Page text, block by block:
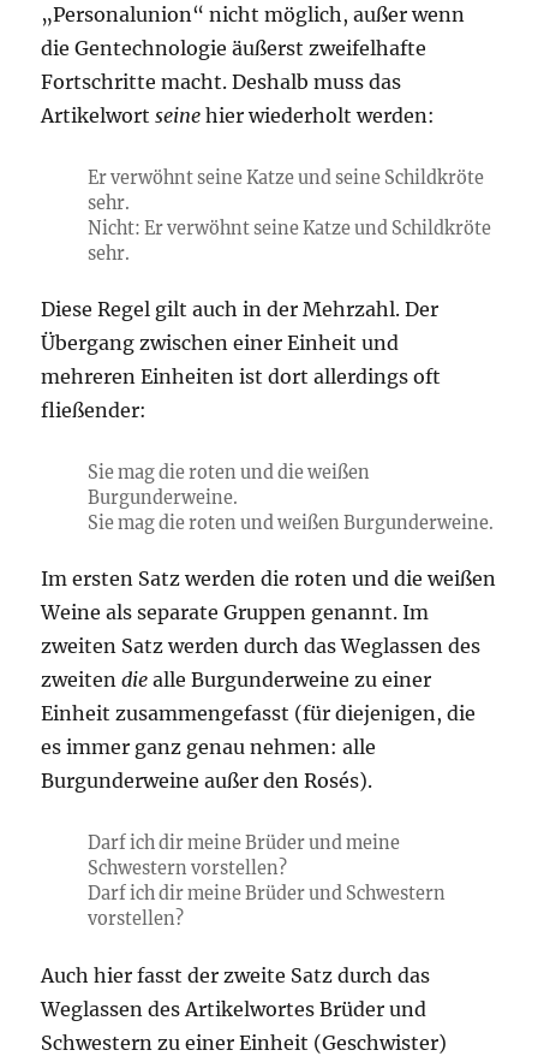
„Personalunion“ nicht möglich, außer wenn
die Gentechnologie äußerst zweifelhafte
Fortschritte macht. Deshalb muss das
Artikelwortseine hier wiederholt werden:
Er verwöhntseineKatze undseineSchildkröte
sehr.
Nicht: Er verwöhntseineKatze und Schildkröte
sehr.
Diese Regel gilt auch in der Mehrzahl. Der
Übergang zwischen einer Einheit und
mehreren Einheiten ist dort allerdings oft
fließender:
Sie magdieroten unddieweißen
Burgunderweine.
Sie magdieroten und weißen Burgunderweine.
Im ersten Satz werden die roten und die weißen
Weine als separate Gruppen genannt. Im
zweiten Satz werden durch das Weglassen des
zweitendie alle Burgunderweine zu einer
Einheit zusammengefasst (für diejenigen, die
es immer ganz genau nehmen: alle
Burgunderweine außer den Rosés).
Darf ich dirmeineBrüder undmeine
Schwestern vorstellen?
Darf ich dirmeineBrüder und Schwestern
vorstellen?
Auch hier fasst der zweite Satz durch das
Weglassen des Artikelwortes Brüder und
Schwestern zu einer Einheit (Geschwister)